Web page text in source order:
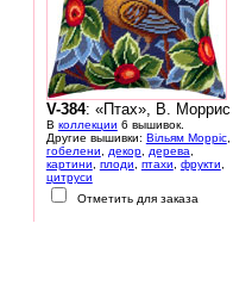
V-384: «Птах», В. Моррис
В коллекции 6 вышивок.
Другие вышивки: Вільям Морріс,
гобелени, декор, дерева,
картини, плоди, птахи, фрукти,
цитруси
Отметить для заказа